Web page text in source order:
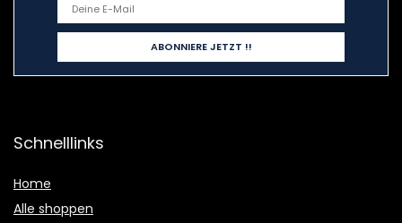
Schnelllinks
Home
Alle shoppen